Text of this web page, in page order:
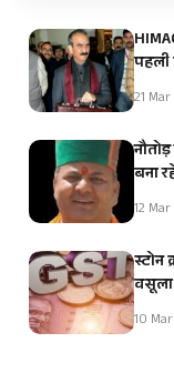
पहली
21
बना
12
स्टोन
वसूला
10